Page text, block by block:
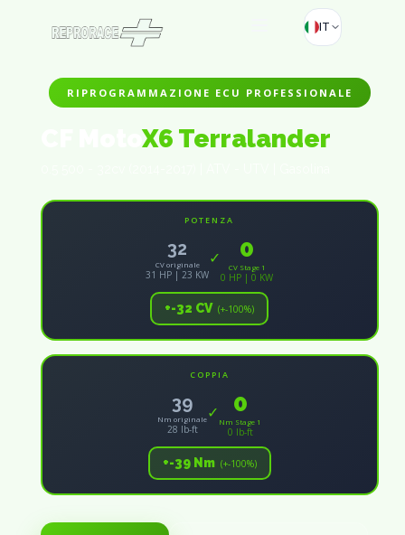
IT
RIPROGRAMMAZIONE ECU PROFESSIONALE
CF MotoX6 Terralander
POTENZA
32
CV originale
31 HP | 23 KW
✓ 0
CV Stage 1
0 HP | 0 KW
+-32 CV (+-100%)
COPPIA
39
Nm originale
28 lb-ft
✓ 0
Nm Stage 1
0 lb-ft
+-39 Nm (+-100%)